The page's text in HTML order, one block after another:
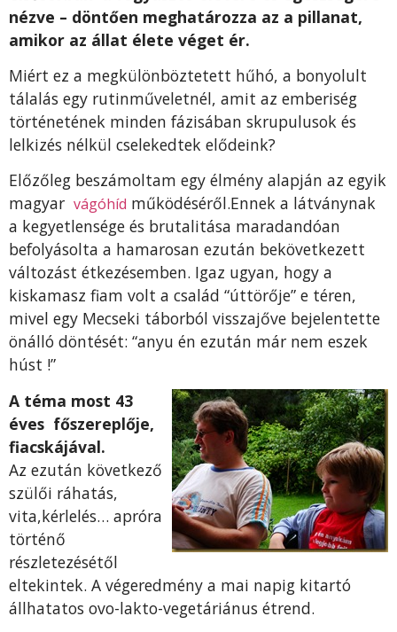
nézve – döntően meghatározza az a pillanat,
amikor az állat élete véget ér.
Miért ez a megkülönböztetett hűhó, a bonyolult
tálalás egy rutinműveletnél, amit az emberiség
történetének minden fázisában skrupulusok és
lelkizés nélkül cselekedtek elődeink?
Előzőleg beszámoltam egy élmény alapján az egyik
magyar vágóhíd működéséről.Ennek a látványnak
a kegyetlensége és brutalitása maradandóan
befolyásolta a hamarosan ezután bekövetkezett
változást étkezésemben. Igaz ugyan, hogy a
kiskamasz fiam volt a család “úttörője” e téren,
mivel egy Mecseki táborból visszajőve bejelentette
önálló döntését: “anyu én ezután már nem eszek
húst !”
A téma most 43
éves főszereplője,
fiacskájával.
Az ezután következő
szülői ráhatás,
vita,kérlelés… apróra
történő
részletezésétől
eltekintek. A végeredmény a mai napig kitartó
állhatatos ovo-lakto-vegetáriánus étrend.